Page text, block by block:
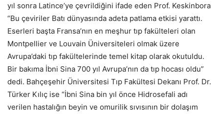
yıl sonra Latince’ye çevrildiğini ifade eden Prof. Keskinbora
“Bu çeviriler Batı dünyasında adeta patlama etkisi yarattı.
Eserleri başta Fransa’nın en meşhur tıp fakülteleri olan
Montpellier ve Louvain Üniversiteleri olmak üzere
Avrupa’daki tıp fakültelerinde temel kitap olarak okutuldu.
Bir bakıma İbni Sina 700 yıl Avrupa’nın da tıp hocası oldu”
dedi. Bahçeşehir Üniversitesi Tıp Fakültesi Dekanı Prof. Dr.
Türker Kılıç ise “İbni Sina bin yıl önce Hidrosefali adı
verilen hastalığın beyin ve omurilik sıvısının bir dolaşım